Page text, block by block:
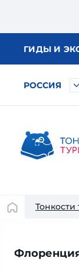
ГИДЫ И
РОССИЯ
Тонкости